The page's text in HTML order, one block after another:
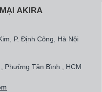
AKIRA
P. Định Công, Hà Nội
Phường Tân Bình , HCM